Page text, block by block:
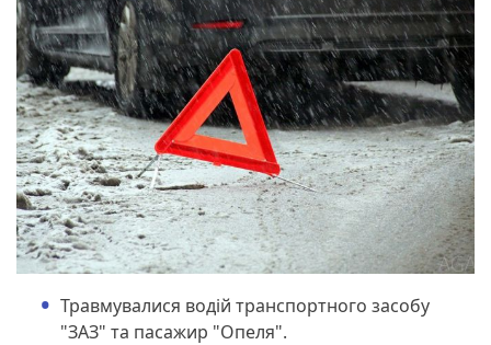
Травмувалися водій транспортного засобу
"ЗАЗ" та пасажир "Опеля".